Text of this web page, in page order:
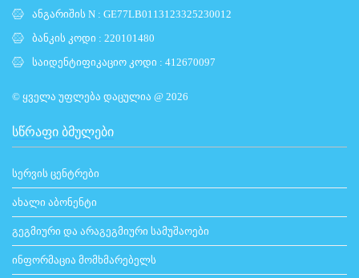
ანგარიშის N : GE77LB0113123325230012
ბანკის კოდი : 220101480
საიდენტიფიკაციო კოდი : 412670097
© ყველა უფლება დაცულია @ 2026
ᲡᲬᲠᲐᲤᲘ ᲑᲛᲣᲚᲔᲑᲘ
სერვის ცენტრები
ახალი აბონენტი
გეგმიური და არაგეგმიური სამუშაოები
ინფორმაცია მომხმარებელს